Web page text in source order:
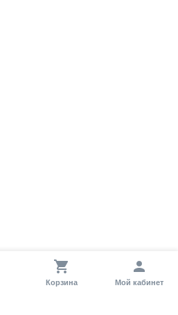
Корзина Мой кабинет